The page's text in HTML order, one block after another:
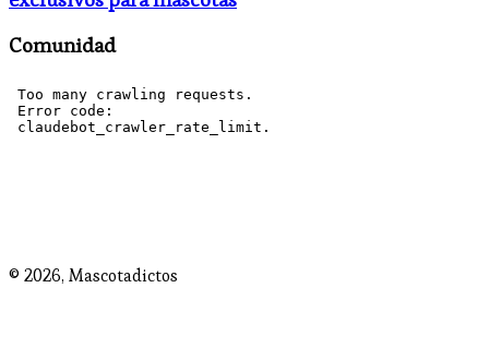
Comunidad
© 2026, Mascotadictos